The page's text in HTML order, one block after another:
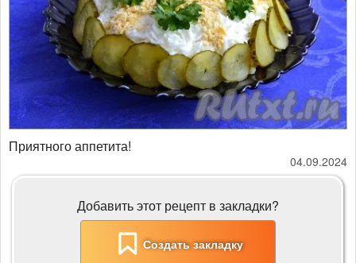
Приятного аппетита!
04.09.2024
Добавить этот рецепт в закладки?
Создать закладку